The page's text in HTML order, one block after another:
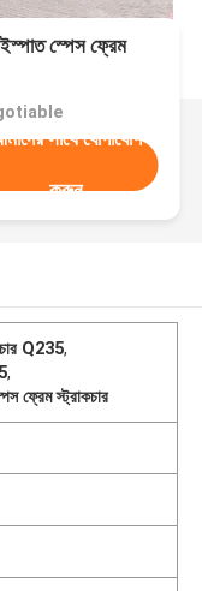
ইস্পাত স্পেস ফ্রেম
সাথে যোগাযোগ
করুন
Q235,
,
ফ্রেম স্ট্রাকচার